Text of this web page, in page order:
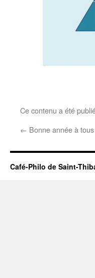
Ce contenu a été
← Bonne année à tous
Café-Philo de Saint-